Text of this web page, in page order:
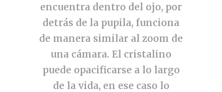
encuentra dentro del ojo, por
detrás de la pupila, funciona
de manera similar al zoom de
una cámara. El cristalino
puede opacificarse a lo largo
de la vida, en ese caso lo